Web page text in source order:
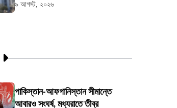
৯ আগস্ট, ২০২৬
পাকিস্তান-আফগানিস্তান সীমান্তে
আবারও সংঘর্ষ, মধ্যরাতে তীব্র